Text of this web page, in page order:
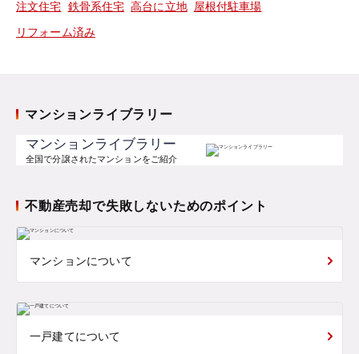
注文住宅 鉄骨系住宅 高台に立地 屋根付駐車場
リフォーム済み
マンションライブラリー
マンションライブラリー
全国で分譲されたマンションをご紹介
不動産売却で失敗しないためのポイント
マンションについて
一戸建てについて